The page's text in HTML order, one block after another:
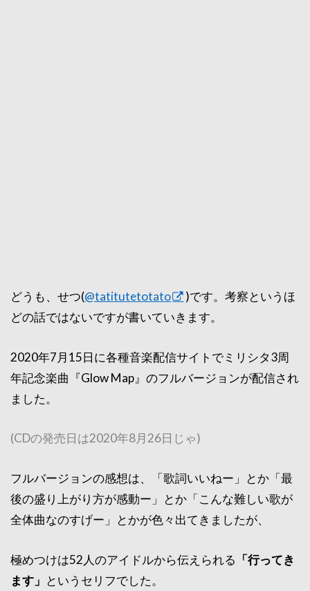
どうも、せつ(@tatitutetotato
)です。考察というほ
どの話ではないですが書いていきます。
2020年7月15日に各種音楽配信サイトでミリシタ3周
年記念楽曲『Glow Map』のフルバージョンが配信され
ました。
(CDの発売日は2020年8月26日じゃ)
フルバージョンの感想は、「歌詞いいねー」とか「最
後の盛り上がり方が感動ー」とか「こんな難しい歌が
全体曲なのすげー」とかが色々出てきましたが、
極めつけは52人のアイドルから伝えられる 「行ってき
ます」 というセリフでした。